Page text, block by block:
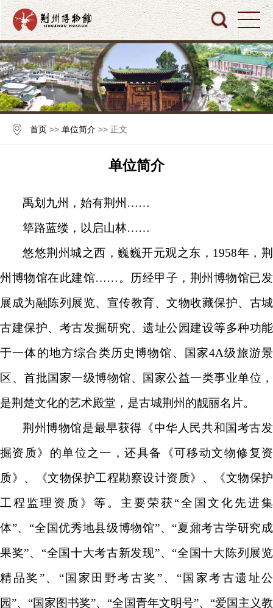
首页 >>单位简介 >> 正文
单位简介
禹划九州，始有荆州……
筚路蓝缕，以启山林……
悠悠荆州城之西，巍巍开元观之东，1958年，荆
州博物馆在此建馆……。历经甲子，荆州博物馆已发
展成为融陈列展览、宣传教育、文物收藏保护、古城
古建保护、考古发掘研究、遗址公园建设等多种功能
于一体的地方综合类历史博物馆、国家4A级旅游景
区、首批国家一级博物馆、国家公益一类事业单位，
是荆楚文化的艺术殿堂，是古城荆州的靓丽名片。
荆州博物馆是最早获得《中华人民共和国考古发
掘资质》的单位之一，还具备《可移动文物修复资
质》、《文物保护工程勘察设计资质》、《文物保护
工程监理资质》等。主要荣获“全国文化先进集
体”、“全国优秀地县级博物馆”、“夏鼐考古学研究成
果奖”、“全国十大考古新发现”、“全国十大陈列展览
精品奖”、“国家田野考古奖”、“国家考古遗址公
园”、“国家图书奖”、“全国青年文明号”、“爱国主义教